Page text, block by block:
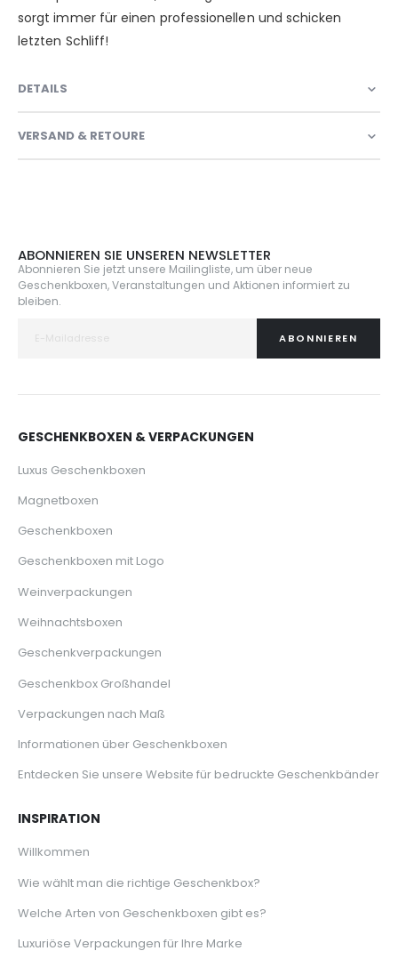
sorgt immer für einen professionellen und schicken
letzten Schliff!
DETAILS
VERSAND & RETOURE
ABONNIEREN SIE UNSEREN NEWSLETTER
Abonnieren Sie jetzt unsere Mailingliste, um über neue
Geschenkboxen, Veranstaltungen und Aktionen informiert zu
bleiben.
ABONNIEREN
GESCHENKBOXEN & VERPACKUNGEN
Luxus Geschenkboxen
Magnetboxen
Geschenkboxen
Geschenkboxen mit Logo
Weinverpackungen
Weihnachtsboxen
Geschenkverpackungen
Geschenkbox Großhandel
Verpackungen nach Maß
Informationen über Geschenkboxen
Entdecken Sie unsere Website für bedruckte Geschenkbänder
INSPIRATION
Willkommen
Wie wählt man die richtige Geschenkbox?
Welche Arten von Geschenkboxen gibt es?
Luxuriöse Verpackungen für Ihre Marke